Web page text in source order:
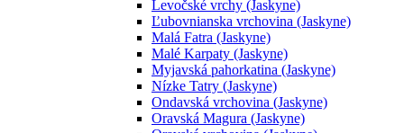
Levočské vrchy (Jaskyne)
Ľubovnianska vrchovina (Jaskyne)
Malá Fatra (Jaskyne)
Malé Karpaty (Jaskyne)
Myjavská pahorkatina (Jaskyne)
Nízke Tatry (Jaskyne)
Ondavská vrchovina (Jaskyne)
Oravská Magura (Jaskyne)